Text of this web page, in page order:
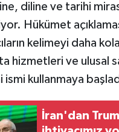
diline ve tarihi
Hükümet
kelimeyi daha
hizmetleri ve ulusal
kullanmaya
İran'dan